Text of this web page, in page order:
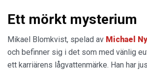
Ett mörkt mysterium
Mikael Blomkvist, spelad av Michael
och befinner sig i det som med vänlig
ett karriärens lågvattenmärke. Han har